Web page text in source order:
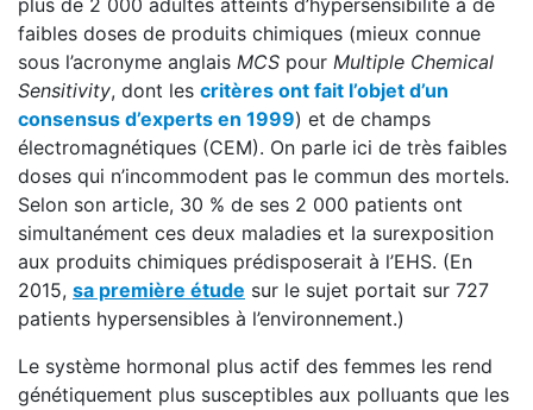
plus de 2 000 adultes atteints d’hypersensibilité à de
faibles doses de produits chimiques (mieux connue
sous l’acronyme anglais MCS pour Multiple Chemical
Sensitivity, dont les critères ont fait l’objet d’un
consensus d’experts en 1999) et de champs
électromagnétiques (CEM). On parle ici de très faibles
doses qui n’incommodent pas le commun des mortels.
Selon son article, 30 % de ses 2 000 patients ont
simultanément ces deux maladies et la surexposition
aux produits chimiques prédisposerait à l’EHS. (En
2015, sa première étude sur le sujet portait sur 727
patients hypersensibles à l’environnement.)
Le système hormonal plus actif des femmes les rend
génétiquement plus susceptibles aux polluants que les